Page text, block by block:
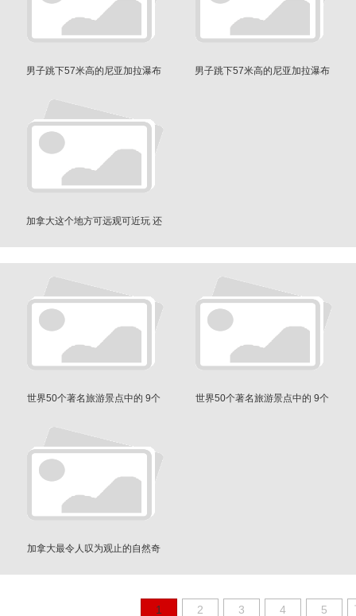
男子跳下57米高的尼亚加拉瀑布
男子跳下57米高的尼亚加拉瀑布
加拿大这个地方可远观可近玩 还
世界50个著名旅游景点中的 9个
世界50个著名旅游景点中的 9个
加拿大最令人叹为观止的自然奇
1 2 3 4 5